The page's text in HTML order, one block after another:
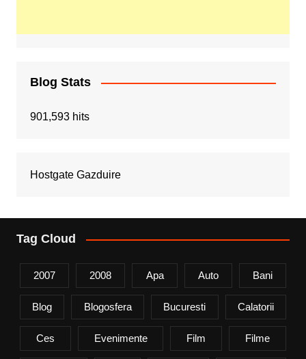
Blog Stats
901,593 hits
Hostgate Gazduire
Tag Cloud
2007 2008 Apa Auto Bani
Blog Blogosfera Bucuresti Calatorii
Ces Evenimente Film Filme